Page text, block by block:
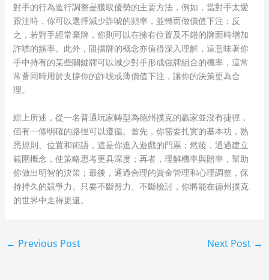
對手的行為進行調整是獲取優勢的主要方法，例如，當對手太愛
跟注時，你可以選擇減少詐唬的頻率，並轉而做價值下注；反
之，若對手經常棄牌，你則可以在擁有位置及不錯的牌面時增加
詐唬的頻率。此外，阻擋牌的概念亦值得深入理解，這意味著你
手中持有的某些關鍵牌可以減少對手形成強牌組合的機率，這常
常薈同時用於支撐你的詐唬或薄價值下注，讓你的決策更為合
理。
綜上所述，從一名普通玩家轉型為德州撲克的贏家並沒有捷徑，
但有一條明確的路徑可以遵循。首先，你需要扎實的基本功，熟
悉規則、位置和術語，這是你進入遊戲的門票；然後，通過建立
範圍概念，使策略思考更具深度；再者，理解機率與賠率，幫助
你做出明智的決策；最後，通過合理的資金管理和心理調整，保
持持久的競爭力。只要不斷努力、不斷檢討，你將能在德州撲克
的世界中走得更遠。
← Previous Post Next Post →